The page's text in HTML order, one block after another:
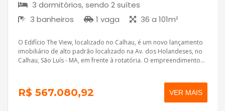
3 dormitórios, sendo 2 suítes
3 banheiros
1 vaga 36 a 101m²
O Edifício The View, localizado no Calhau, é um novo lançamento
imobiliário de alto padrão localizado na Av. dos Holandeses, no
Calhau, São Luís - MA, em frente à rotatória. O empreendimento...
R$ 567.080,92 VER MAIS